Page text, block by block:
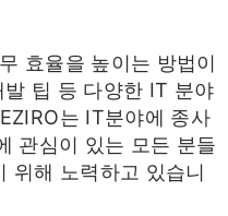
효율을 높이는 방법이
팁 등 다양한 IT 분야
는 IT분야에 종사
관심이 있는 모든 분들
위해 노력하고 있습니